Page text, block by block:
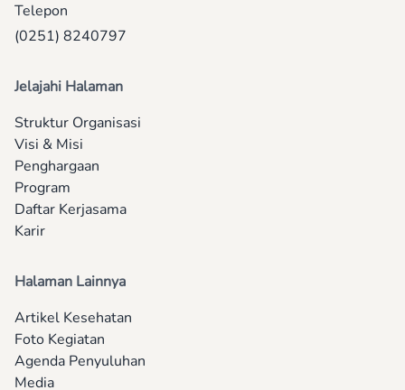
Telepon
(0251) 8240797
Jelajahi Halaman
Struktur Organisasi
Visi & Misi
Penghargaan
Program
Daftar Kerjasama
Karir
Halaman Lainnya
Artikel Kesehatan
Foto Kegiatan
Agenda Penyuluhan
Media